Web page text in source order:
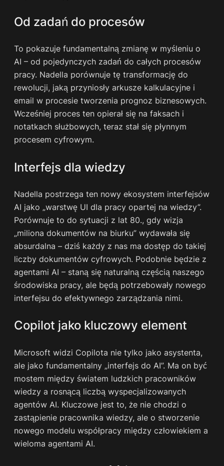
Od zadań do procesów
To pokazuje fundamentalną zmianę w myśleniu o
AI – od pojedynczych zadań do całych procesów
pracy. Nadella porównuje tę transformację do
rewolucji, jaką przyniosły arkusze kalkulacyjne i
email w procesie tworzenia prognoz biznesowych.
Wcześniej proces ten opierał się na faksach i
notatkach służbowych, teraz stał się płynnym
procesem cyfrowym.
Interfejs dla wiedzy
Nadella postrzega ten nowy ekosystem interfejsów
AI jako „warstwę UI dla pracy opartej na wiedzy”.
Porównuje to do sytuacji z lat 80., gdy wizja
„miliona dokumentów na biurku” wydawała się
absurdalna – dziś każdy z nas ma dostęp do takiej
liczby dokumentów cyfrowych. Podobnie będzie z
agentami AI – staną się naturalną częścią naszego
środowiska pracy, ale będą potrzebowały nowego
interfejsu do efektywnego zarządzania nimi.
Copilot jako kluczowy element
Microsoft widzi Copilota nie tylko jako asystenta,
ale jako fundamentalny „interfejs do AI”. Ma on być
mostem między światem ludzkich pracowników
wiedzy a rosnącą liczbą wyspecjalizowanych
agentów AI. Kluczowe jest to, że nie chodzi o
zastąpienie pracownika wiedzy, ale o stworzenie
nowego modelu współpracy między człowiekiem a
wieloma agentami AI.